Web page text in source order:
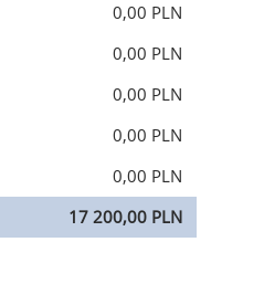
0,00 PLN
0,00 PLN
0,00 PLN
0,00 PLN
0,00 PLN
17 200,00 PLN